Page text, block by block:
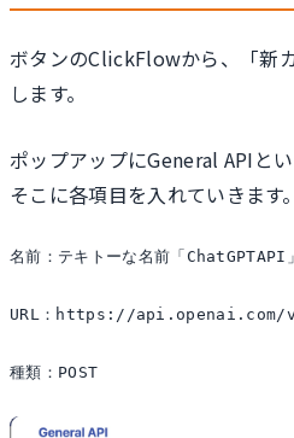
ボタンのClickFlowから、「新
します。
ポップアップにGeneral APIと
そこに各項目を入れていきます。
名前：テキトーな名前「ChatGPTAPI
URL：https://
種類：POST